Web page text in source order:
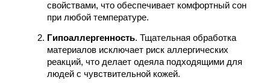
свойствами, что обеспечивает комфортный сон
при любой температуре.
Гипоаллергенность. Тщательная обработка
материалов исключает риск аллергических
реакций, что делает одеяла подходящими для
людей с чувствительной кожей.